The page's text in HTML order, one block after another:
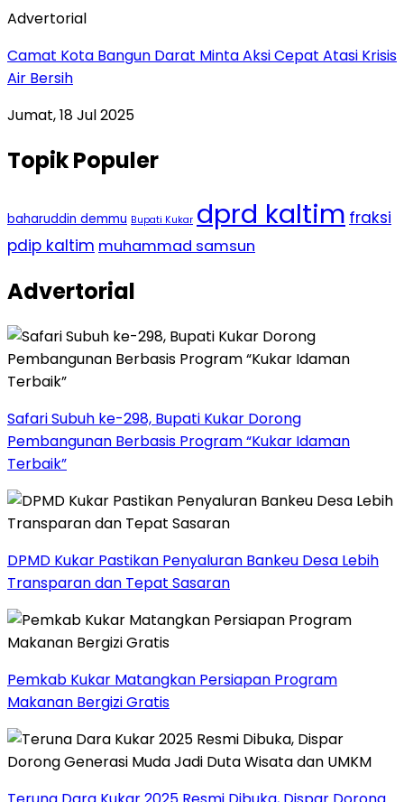
Advertorial
Camat Kota Bangun Darat Minta Aksi Cepat Atasi Krisis
Air Bersih
Jumat, 18 Jul 2025
Topik Populer
baharuddin demmu Bupati Kukar dprd kaltim fraksi
pdip kaltim muhammad samsun
Advertorial
Safari Subuh ke-298, Bupati Kukar Dorong
Pembangunan Berbasis Program “Kukar Idaman
Terbaik”
DPMD Kukar Pastikan Penyaluran Bankeu Desa Lebih
Transparan dan Tepat Sasaran
Pemkab Kukar Matangkan Persiapan Program
Makanan Bergizi Gratis